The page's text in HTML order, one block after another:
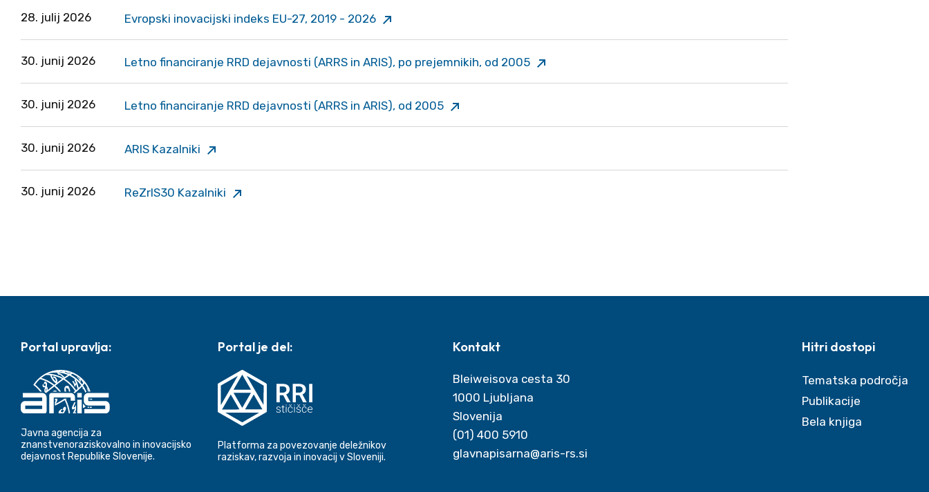
28. julij 2026 Evropski inovacijski indeks EU-27, 2019 - 2026
Zunanja povezava
30. junij 2026 Letno financiranje RRD dejavnosti (ARRS in ARIS), po prejemnikih, od 2005
Zunanja povezava
30. junij 2026 Letno financiranje RRD dejavnosti (ARRS in ARIS), od 2005
Zunanja povezava
30. junij 2026 ARIS Kazalniki
Zunanja povezava
30. junij 2026 ReZrIS30 Kazalniki
Zunanja povezava
Noga strani
Portal upravlja:
Javna agencija za
znanstvenoraziskovalno in inovacijsko
dejavnost Republike Slovenije.
Portal je del:
Platforma za povezovanje deležnikov
raziskav, razvoja in inovacij v Sloveniji.
Kontakt
Bleiweisova cesta 30
1000 Ljubljana
Slovenija
Telefon
(01) 400 5910
Elektronski naslov
Hitri dostopi
Tematska področja
Publikacije
Bela knjiga